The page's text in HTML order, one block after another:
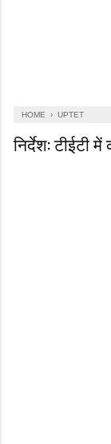
HOME ›UPTET
निर्देश: टीईटी